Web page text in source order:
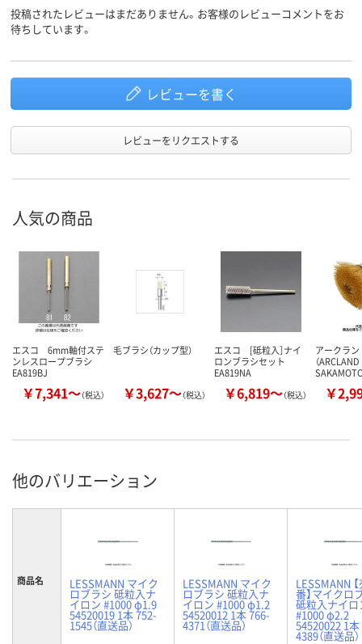
投稿されたレビューはまだありません。お客様のレビューコメントをお
待ちしています。
レビューを書く
レビューをリクエストする
人気の商品
エスコ 6mm軸付ステ
ンレスロープブラシ
EA819BJ
￥7,341～（税込）
毛ブラシ（カップ型）
￥3,627～（税込）
エスコ [砥粒入］ナイ
ロンブラシセット
EA819NA
￥6,819～（税込）
アークラ
（ARCLAND
￥
他のバリエーション
商品名 LESSMANN マイク
ロブラシ 砥粒入ナ
イロン #1000 φ1.9
54520019 1本 752-
1545（直送品）
LESSMANN マイク
ロブラシ 砥粒入ナ
イロン #1000 φ1.2
54520012 1本 766-
4371（直送品）
LESSMANN
番】マイクロ
砥粒入ナイロ
#1000 φ2.2
54520022 1
4389（直送品）